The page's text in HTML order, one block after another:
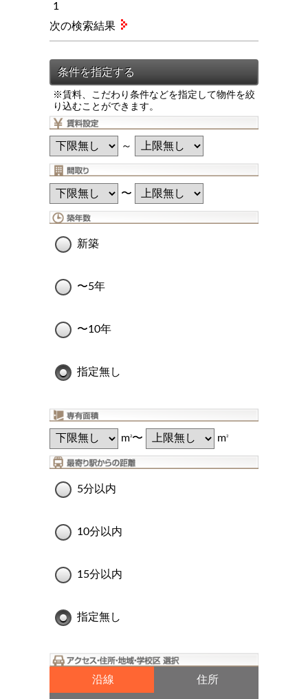
1
※賃料、こだわり条件などを指定して物件を絞
り込むことができます。
～
〜
新築
〜5年
〜10年
指定無し
m2〜 m2
5分以内
10分以内
15分以内
指定無し
沿線 住所